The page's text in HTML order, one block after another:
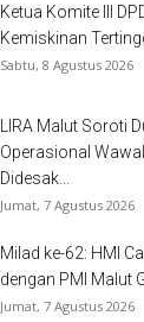
Ketua Komite III
Kemiskinan
Sabtu, 8 Agustus 2026
LIRA Malut Soroti
Operasional
Didesak...
Jumat, 7 Agustus 2026
Milad ke-62: HMI
dengan PMI Malut
Jumat, 7 Agustus 2026